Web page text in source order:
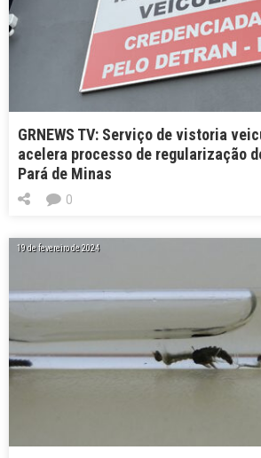
GRNEWS TV: Serviço de vistoria
acelera processo de regularização
Pará de Minas
0
19 de fevereiro de 2024